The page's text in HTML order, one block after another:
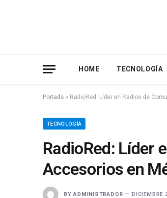
HOME TECNOLOGÍA
Portada » RadioRed: Líder en Radios de
TECNOLOGÍA
RadioRed: Líder
Accesorios en
BY ADMINISTRADOR DICIEMBRE